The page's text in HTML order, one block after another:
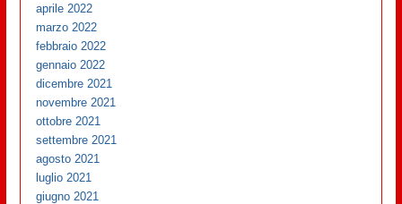
aprile 2022
marzo 2022
febbraio 2022
gennaio 2022
dicembre 2021
novembre 2021
ottobre 2021
settembre 2021
agosto 2021
luglio 2021
giugno 2021